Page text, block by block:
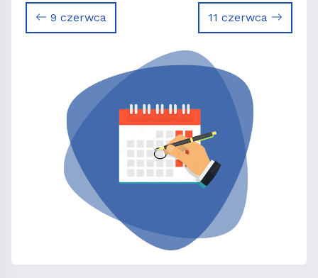
9 czerwca 11 czerwca